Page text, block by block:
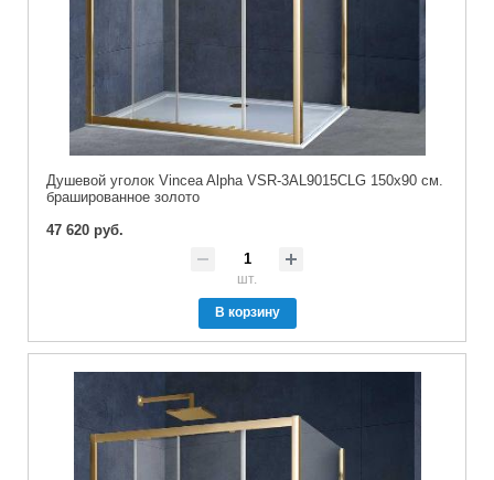
Душевой уголок Vincea Alpha VSR-3AL9015CLG 150x90 см.
брашированное золото
47 620 руб.
шт.
В корзину